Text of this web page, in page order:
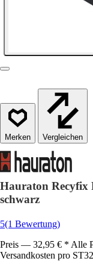
Vergleichen
Hauraton Recyfix
schwarz
5(1 Bewertung)
Preis — 32,95 € * Alle
Versandkosten pro ST